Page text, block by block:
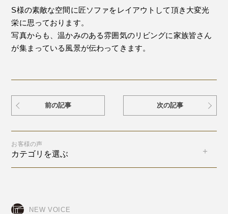
S様の素敵な空間に匠ソファをレイアウトして頂き大変光
栄に思っております。
写真からも、温かみのある雰囲気のリビングに家族皆さん
が集まっている風景が伝わってきます。
前の記事 次の記事
お客様の声
カテゴリを選ぶ
NEW VOICE